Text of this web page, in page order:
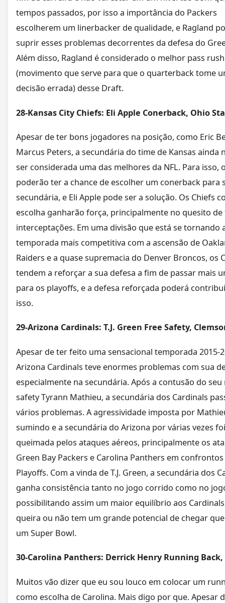
tempos passados, por isso a importância do Packers
escolherem um linerbacker de qualidade, e Ragland
suprir esses problemas decorrentes da defesa do
Além disso, Ragland é considerado o melhor pass rush
(movimento que serve para que o quarterback tome
decisão errada) desse Draft.
28-Kansas City Chiefs: Eli Apple Conerback, Ohio
Apesar de ter bons jogadores na posição, como Eric
Marcus Peters, a secundária do time de Kansas ainda
ser considerada uma das melhores da NFL. Para isso,
poderão ter a chance de escolher um conerback para
secundária, e Eli Apple pode ser a solução. Os Chiefs
escolha ganharão força, principalmente no quesito de
interceptações. Em uma divisão que está se tornando
temporada mais competitiva com a ascensão de
Raiders e a quase supremacia do Denver Broncos, os
tendem a reforçar a sua defesa a fim de passar mais
para os playoffs, e a defesa reforçada poderá
isso.
29-Arizona Cardinals: T.J. Green Free Safety,
Apesar de ter feito uma sensacional temporada 2015-
Arizona Cardinals teve enormes problemas com sua
especialmente na secundária. Após a contusão do
safety Tyrann Mathieu, a secundária dos Cardinals
vários problemas. A agressividade imposta por
sumindo e a secundária do Arizona por várias vezes foi
queimada pelos ataques aéreos, principalmente os
Green Bay Packers e Carolina Panthers em
Playoffs. Com a vinda de T.J. Green, a secundária dos
ganha consistência tanto no jogo corrido como no
possibilitando assim um maior equilíbrio aos
queira ou não tem um grande potencial de chegar
um Super Bowl.
30-Carolina Panthers: Derrick Henry Running
Muitos vão dizer que eu sou louco em colocar um
como escolha de Carolina. Mais digo por que. Apesar